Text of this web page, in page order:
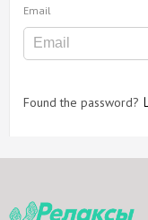
Email
Found the password?